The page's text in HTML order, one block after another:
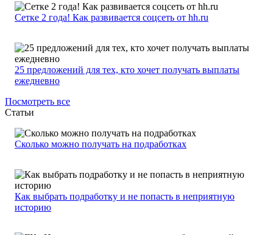
Сетке 2 года! Как развивается соцсеть от hh.ru
25 предложений для тех, кто хочет получать выплаты
ежедневно
Посмотреть все
Статьи
Сколько можно получать на подработках
Как выбрать подработку и не попасть в неприятную
историю